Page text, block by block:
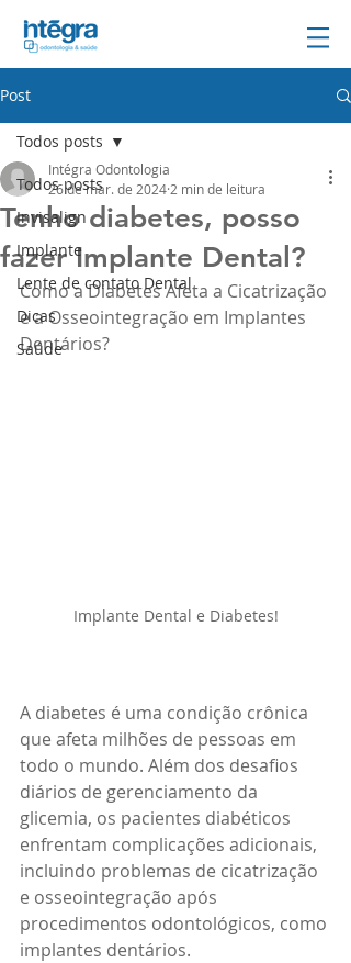
Post
Todos posts
Invisalign
Implante
Lente de contato Dental
Dicas
Saúde
Todos posts
Tenho diabetes, posso
fazer Implante Dental?
Intégra Odontologia
26 de mar. de 2024 2 min de leitura
Como a Diabetes Afeta a Cicatrização
e a Osseointegração em Implantes
Dentários?
Implante Dental e Diabetes!
A diabetes é uma condição crônica
que afeta milhões de pessoas em
todo o mundo. Além dos desafios
diários de gerenciamento da
glicemia, os pacientes diabéticos
enfrentam complicações adicionais,
incluindo problemas de cicatrização
e osseointegração após
procedimentos odontológicos, como
implantes dentários.